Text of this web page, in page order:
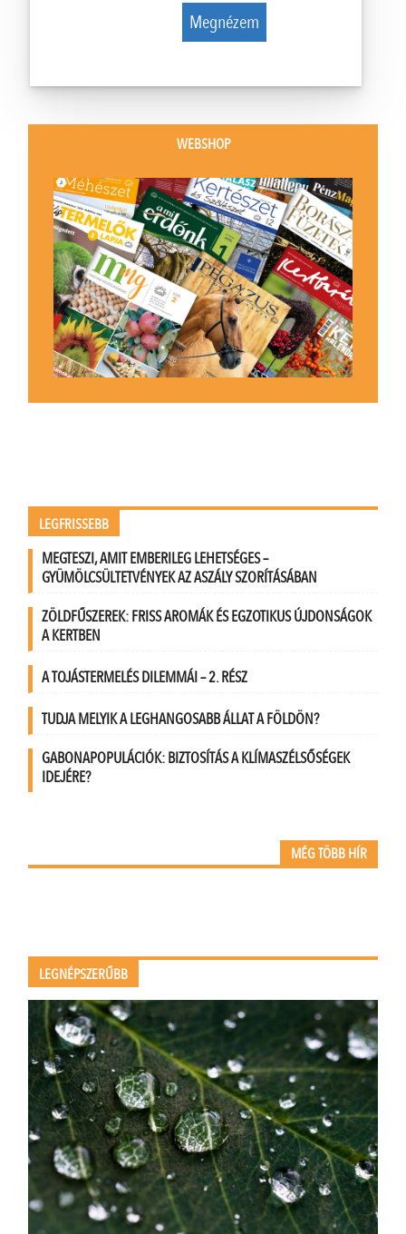
Megnézem
WEBSHOP
LEGFRISSEBB
MEGTESZI, AMIT EMBERILEG LEHETSÉGES –
GYÜMÖLCSÜLTETVÉNYEK AZ ASZÁLY SZORÍTÁSÁBAN
ZÖLDFŰSZEREK: FRISS AROMÁK ÉS EGZOTIKUS ÚJDONSÁGOK
A KERTBEN
A TOJÁSTERMELÉS DILEMMÁI – 2. RÉSZ
TUDJA MELYIK A LEGHANGOSABB ÁLLAT A FÖLDÖN?
GABONAPOPULÁCIÓK: BIZTOSÍTÁS A KLÍMASZÉLSŐSÉGEK
IDEJÉRE?
MÉG TÖBB HÍR
LEGNÉPSZERŰBB